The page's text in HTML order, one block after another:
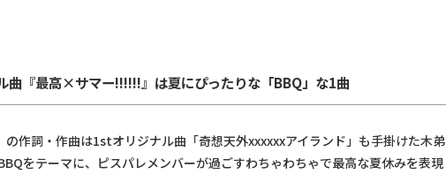
曲『最高×サマー!!!!!!』は夏にぴったりな「BBQ」な1曲
の作詞・作曲は1stオリジナル曲「奇想天外xxxxxxアイランド」も手掛けた木弟
をテーマに、ピスパレメンバーが過ごすわちゃわちゃで最高な夏休みを表現